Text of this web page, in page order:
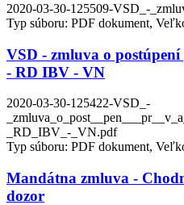
2020-03-30-125509-VSD_-
Typ súboru: PDF dokument,
VSD - zmluva o
- RD IBV - VN
2020-03-30-125422-VSD_-
_RD_IBV_-_VN.pdf
Typ súboru: PDF dokument,
Mandátna zmluva -
dozor